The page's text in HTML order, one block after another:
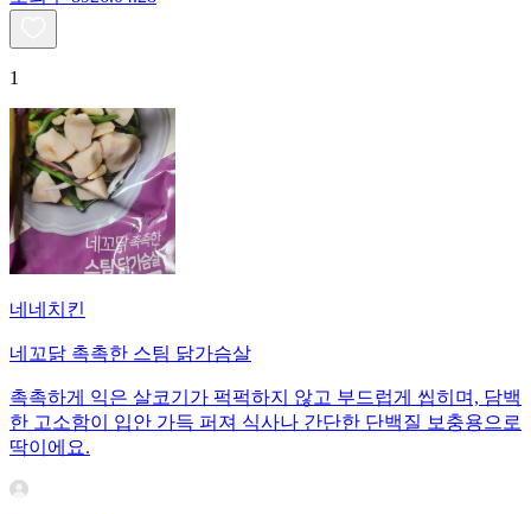
1
네네치킨
네꼬닭 촉촉한 스팀 닭가슴살
촉촉하게 익은 살코기가 퍽퍽하지 않고 부드럽게 씹히며, 담백
한 고소함이 입안 가득 퍼져 식사나 간단한 단백질 보충용으로
딱이에요.